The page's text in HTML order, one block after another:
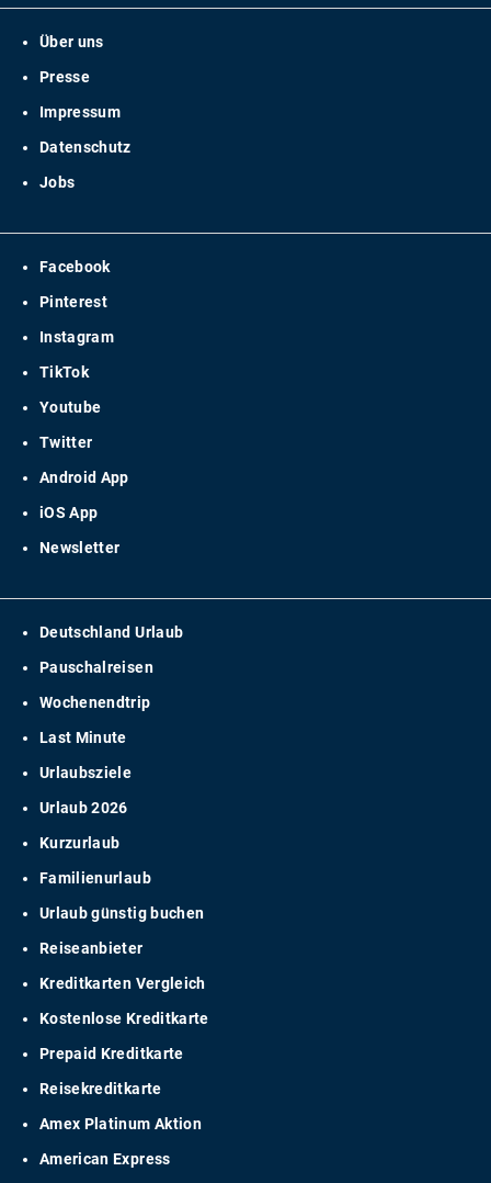
Über uns
Presse
Impressum
Datenschutz
Jobs
Facebook
Pinterest
Instagram
TikTok
Youtube
Twitter
Android App
iOS App
Newsletter
Deutschland Urlaub
Pauschalreisen
Wochenendtrip
Last Minute
Urlaubsziele
Urlaub 2026
Kurzurlaub
Familienurlaub
Urlaub günstig buchen
Reiseanbieter
Kreditkarten Vergleich
Kostenlose Kreditkarte
Prepaid Kreditkarte
Reisekreditkarte
Amex Platinum Aktion
American Express